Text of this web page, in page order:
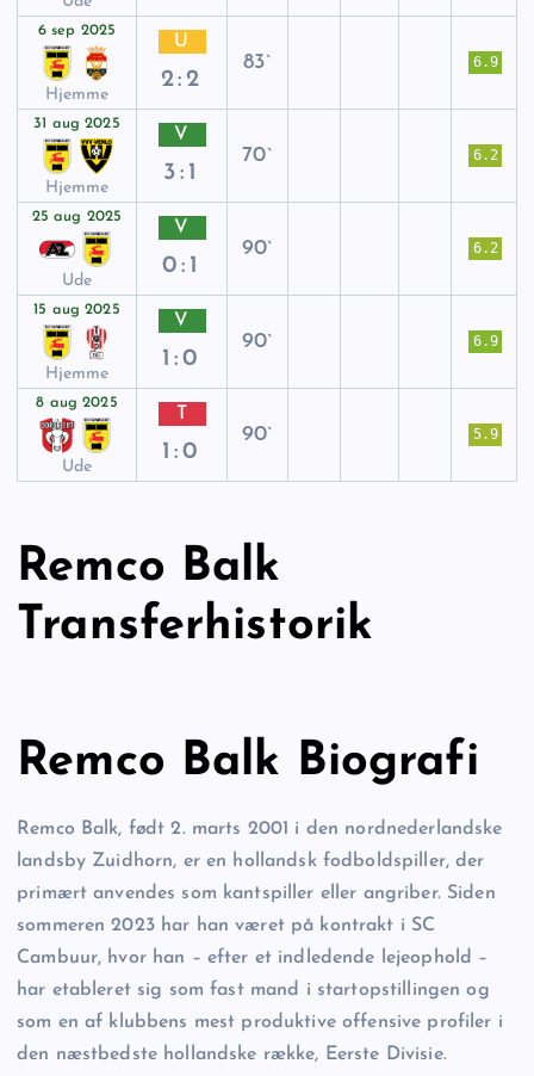
6 sep 2025
Hjemme
U
2:2
83` 6.9
31 aug 2025
Hjemme
V
3:1
70` 6.2
25 aug 2025
Ude
V
0:1
90` 6.2
15 aug 2025
Hjemme
V
1:0
90` 6.9
8 aug 2025
Ude
T
1:0
90` 5.9
Remco Balk
Transferhistorik
Remco Balk Biografi
Remco Balk, født 2. marts 2001 i den nordnederlandske
landsby Zuidhorn, er en hollandsk fodboldspiller, der
primært anvendes som kantspiller eller angriber. Siden
sommeren 2023 har han været på kontrakt i SC
Cambuur, hvor han – efter et indledende lejeophold –
har etableret sig som fast mand i startopstillingen og
som en af klubbens mest produktive offensive profiler i
den næstbedste hollandske række, Eerste Divisie.